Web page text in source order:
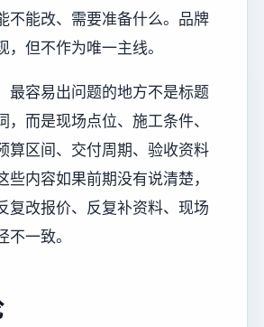
不能改、需要准备什么。品牌
，但不作为唯一主线。
最容易出问题的地方不是标题
，而是现场点位、施工条件、
算区间、交付周期、验收资料
些内容如果前期没有说清楚，
复改报价、反复补资料、现场
不一致。